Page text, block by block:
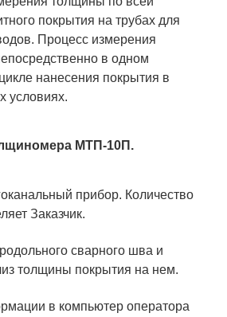
покрытия на трубах для
Процесс измерения
в одном
нанесения покрытия в
условиях.
МТП-10П.
прибор. Количество
Заказчик.
сварного шва и
толщины покрытия на нем.
в компьютер оператора